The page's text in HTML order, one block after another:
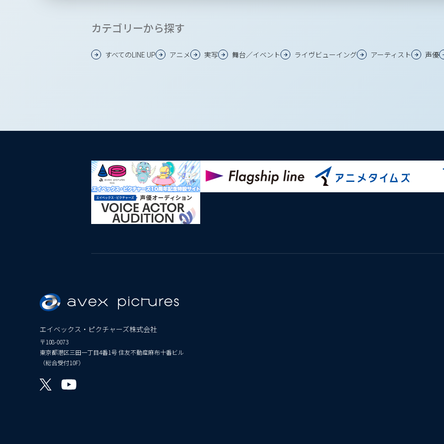
カテゴリーから探す
すべてのLINE UP アニメ 実写 舞台／イベント ライヴビューイング アーティスト 声優
エイベックス・ピクチャーズ株式会社
〒108-0073
東京都港区三田一丁目4番1号 住友不動産麻布十番ビル
（総合受付10F）